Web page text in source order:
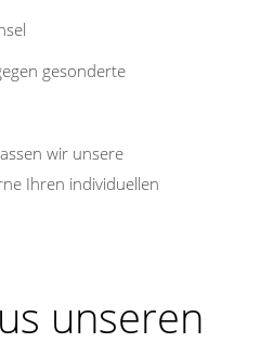
gesonderte
wir unsere
Ihren individuellen
unseren